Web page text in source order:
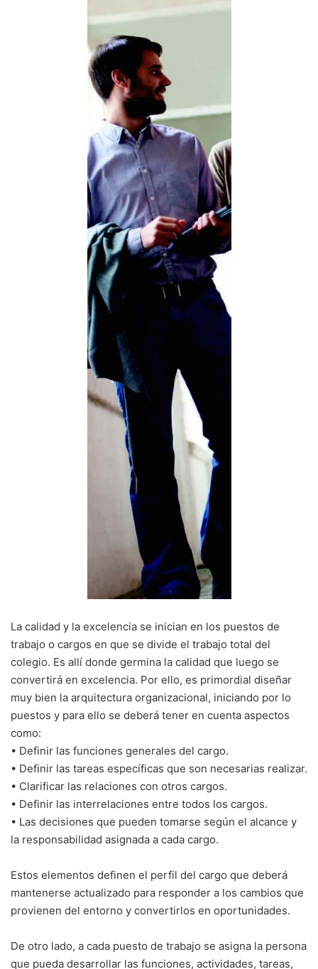
La calidad y la excelencia se inician en los puestos de
trabajo o cargos en que se divide el trabajo total del
colegio. Es allí donde germina la calidad que luego se
convertirá en excelencia. Por ello, es primordial diseñar
muy bien la arquitectura organizacional, iniciando por lo
puestos y para ello se deberá tener en cuenta aspectos
como:
• Definir las funciones generales del cargo.
• Definir las tareas específicas que son necesarias realizar.
• Clarificar las relaciones con otros cargos.
• Definir las interrelaciones entre todos los cargos.
• Las decisiones que pueden tomarse según el alcance y
la responsabilidad asignada a cada cargo.
Estos elementos definen el perfil del cargo que deberá
mantenerse actualizado para responder a los cambios que
provienen del entorno y convertirlos en oportunidades.
De otro lado, a cada puesto de trabajo se asigna la persona
que pueda desarrollar las funciones, actividades, tareas,